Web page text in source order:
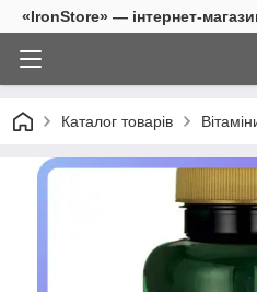
«IronStore» — інтернет-
Каталог товарів